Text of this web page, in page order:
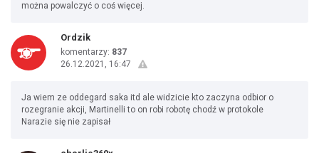
można powalczyć o coś więcej.
Ordzik
komentarzy: 837
26.12.2021, 16:47
Ja wiem ze oddegard saka itd ale widzicie kto zaczyna odbior o
rozegranie akcji, Martinelli to on robi robotę chodź w protokole
Narazie się nie zapisał